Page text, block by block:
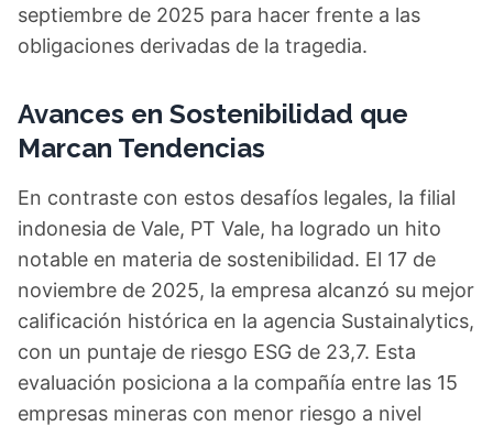
septiembre de 2025 para hacer frente a las
obligaciones derivadas de la tragedia.
Avances en Sostenibilidad que
Marcan Tendencias
En contraste con estos desafíos legales, la filial
indonesia de Vale, PT Vale, ha logrado un hito
notable en materia de sostenibilidad. El 17 de
noviembre de 2025, la empresa alcanzó su mejor
calificación histórica en la agencia Sustainalytics,
con un puntaje de riesgo ESG de 23,7. Esta
evaluación posiciona a la compañía entre las 15
empresas mineras con menor riesgo a nivel